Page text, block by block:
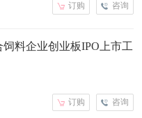
咨询
订购
饲料企业创业板IPO上市工
咨询
订购